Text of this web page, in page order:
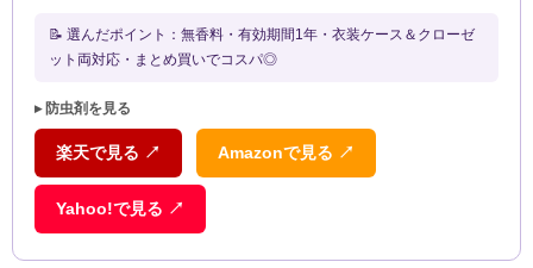
📝 選んだポイント：無香料・有効期間1年・衣装ケース＆クローゼ
ット両対応・まとめ買いでコスパ◎
▸ 防虫剤を見る
楽天で見る ↗ Amazonで見る ↗
Yahoo!で見る ↗